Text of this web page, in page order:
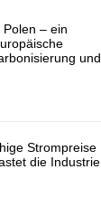
– ein
und
Strompreise
die Industrie